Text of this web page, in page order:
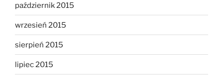
październik 2015
wrzesień 2015
sierpień 2015
lipiec 2015